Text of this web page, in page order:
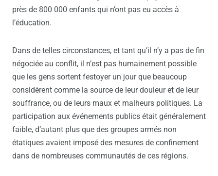
près de 800 000 enfants qui n’ont pas eu accès à
l’éducation.
Dans de telles circonstances, et tant qu’il n’y a pas de fin
négociée au conflit, il n’est pas humainement possible
que les gens sortent festoyer un jour que beaucoup
considèrent comme la source de leur douleur et de leur
souffrance, ou de leurs maux et malheurs politiques. La
participation aux événements publics était généralement
faible, d’autant plus que des groupes armés non
étatiques avaient imposé des mesures de confinement
dans de nombreuses communautés de ces régions.